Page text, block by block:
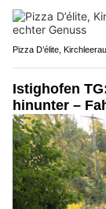
Pizza D’élite,
Istighofen
hinunter –